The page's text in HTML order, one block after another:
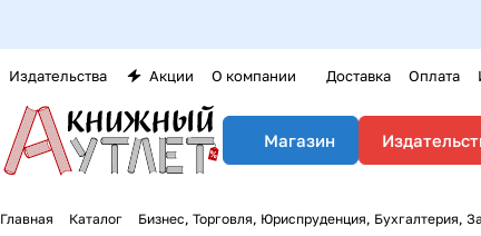
Издательства Акции О компании Доставка Оплата
Магазин
Главная Каталог Бизнес, Торговля, Юриспруденция, Бухгалтерия,